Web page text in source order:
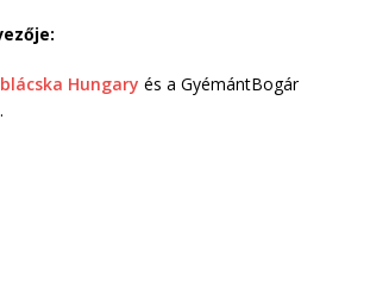
Hungary és a GyémántBogár